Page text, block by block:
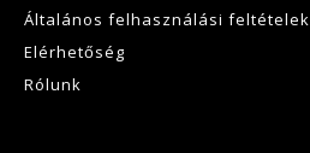
Általános felhasználási feltételek
Elérhetőség
Rólunk